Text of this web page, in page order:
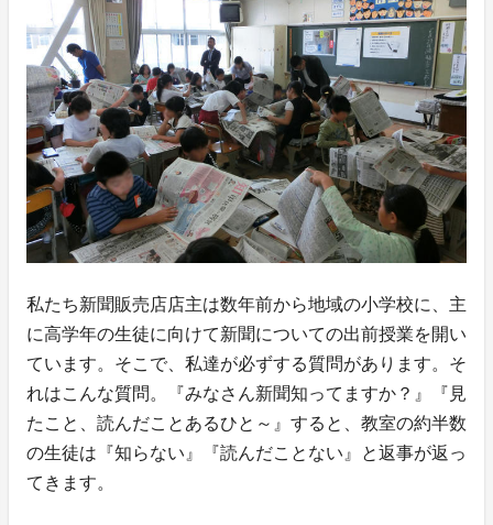
私たち新聞販売店店主は数年前から地域の小学校に、主
に高学年の生徒に向けて新聞についての出前授業を開い
ています。そこで、私達が必ずする質問があります。そ
れはこんな質問。『みなさん新聞知ってますか？』『見
たこと、読んだことあるひと～』すると、教室の約半数
の生徒は『知らない』『読んだことない』と返事が返っ
てきます。